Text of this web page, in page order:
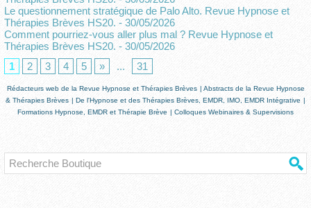
Le questionnement stratégique de Palo Alto. Revue Hypnose et
Thérapies Brèves HS20. - 30/05/2026
Comment pourriez-vous aller plus mal ? Revue Hypnose et
Thérapies Brèves HS20. - 30/05/2026
1
2 3 4 5 » ... 31
Rédacteurs web de la Revue Hypnose et Thérapies Brèves | Abstracts de la Revue Hypnose
& Thérapies Brèves | De l'Hypnose et des Thérapies Brèves, EMDR, IMO, EMDR Intégrative |
Formations Hypnose, EMDR et Thérapie Brève | Colloques Webinaires & Supervisions